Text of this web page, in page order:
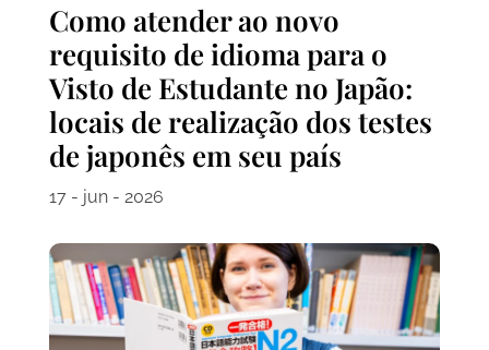
Como atender ao novo
requisito de idioma para o
Visto de Estudante no Japão:
locais de realização dos testes
de japonês em seu país
17 - jun - 2026